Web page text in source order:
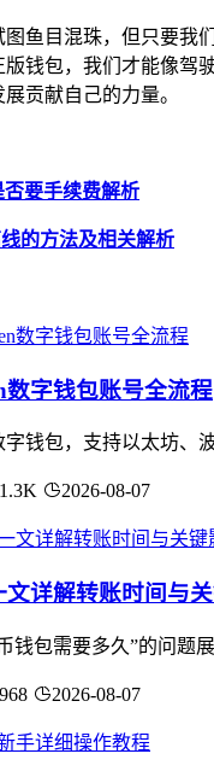
图鱼目混珠，但只要
钱包，我们才能像
贡献自己的力量。
要手续费解析
的方法及相关解析
字钱包账号全流程
钱包，支持以太坊
1.3K 2026-08-07
详解转账时间与
钱包需要多久”的问
968 2026-08-07